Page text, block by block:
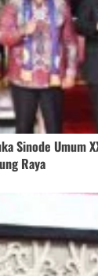
Sinode Umum
Raya